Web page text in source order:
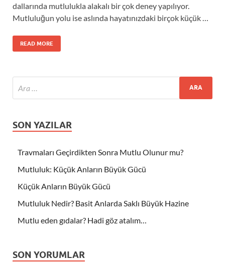
dallarında mutlulukla alakalı bir çok deney yapılıyor.
Mutluluğun yolu ise aslında hayatınızdaki birçok küçük …
READ MORE
SON YAZILAR
Travmaları Geçirdikten Sonra Mutlu Olunur mu?
Mutluluk: Küçük Anların Büyük Gücü
Küçük Anların Büyük Gücü
Mutluluk Nedir? Basit Anlarda Saklı Büyük Hazine
Mutlu eden gıdalar? Hadi göz atalım…
SON YORUMLAR